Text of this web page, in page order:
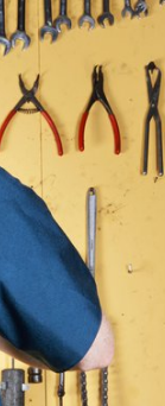
tout au
les
des
trop
détails
en
dans